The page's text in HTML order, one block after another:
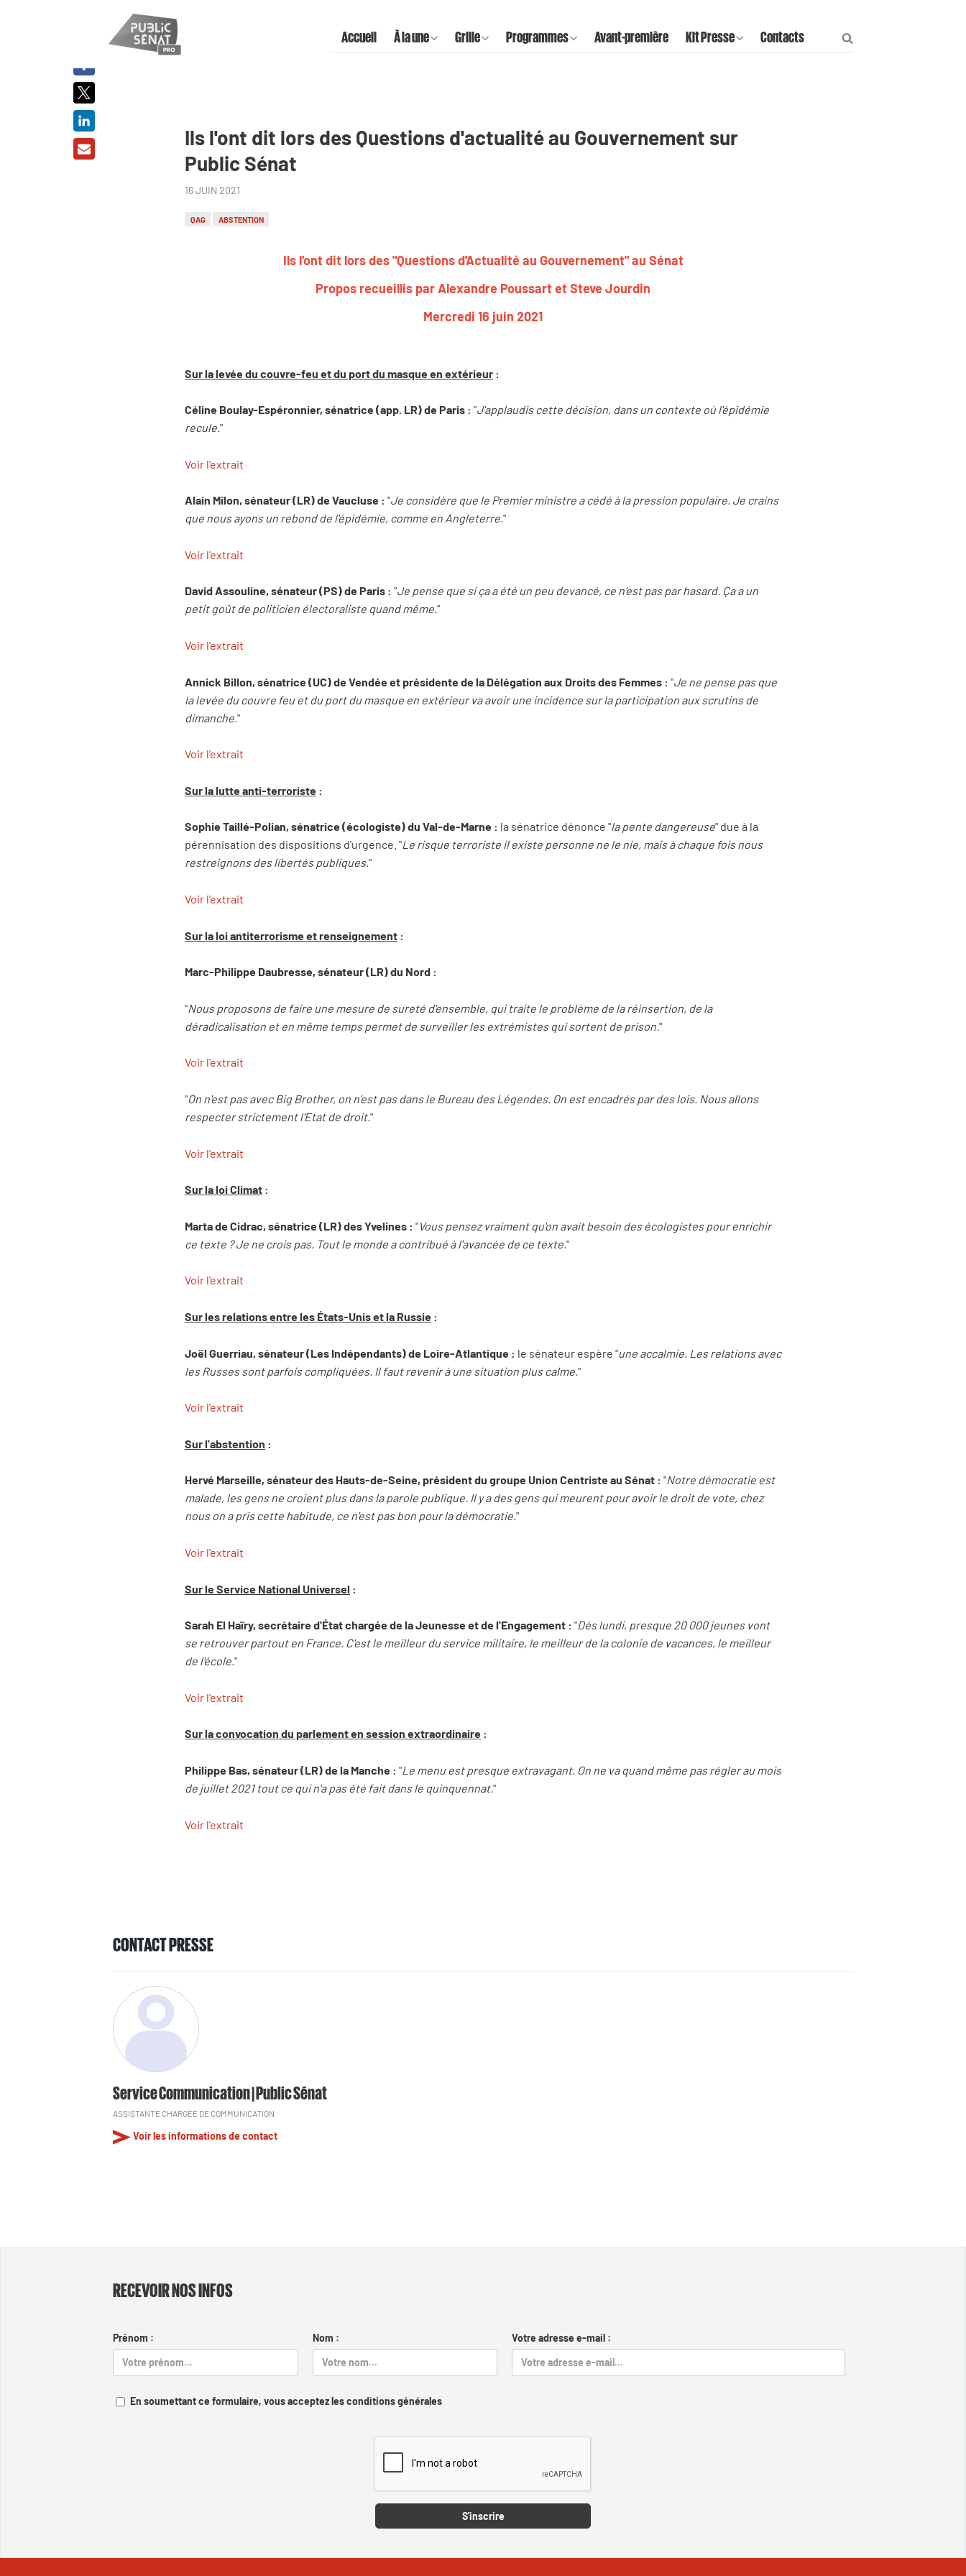
Accueil À la une Grille Programmes Avant-première Kit Presse Contacts
Ils l'ont dit lors des Questions d'actualité au Gouvernement sur
Public Sénat
16 JUIN 2021
QAG ABSTENTION
Ils l'ont dit lors des "Questions d'Actualité au Gouvernement" au Sénat
Propos recueillis par Alexandre Poussart et Steve Jourdin
Mercredi 16 juin 2021
Sur la levée du couvre-feu et du port du masque en extérieur :
Céline Boulay-Espéronnier, sénatrice (app. LR) de Paris : "J'applaudis cette décision, dans un contexte où l'épidémie
recule."
Voir l'extrait
Alain Milon, sénateur (LR) de Vaucluse : "Je considère que le Premier ministre a cédé à la pression populaire. Je crains
que nous ayons un rebond de l'épidémie, comme en Angleterre."
Voir l'extrait
David Assouline, sénateur (PS) de Paris : "Je pense que si ça a été un peu devancé, ce n'est pas par hasard. Ça a un
petit goût de politicien électoraliste quand même."
Voir l'extrait
Annick Billon, sénatrice (UC) de Vendée et présidente de la Délégation aux Droits des Femmes : "Je ne pense pas que
la levée du couvre feu et du port du masque en extérieur va avoir une incidence sur la participation aux scrutins de
dimanche. "
Voir l'extrait
Sur la lutte anti-terroriste :
Sophie Taillé-Polian, sénatrice (écologiste) du Val-de-Marne : la sénatrice dénonce "la pente dangereuse" due à la
pérennisation des dispositions d'urgence. "Le risque terroriste il existe personne ne le nie, mais à chaque fois nous
restreignons des libertés publiques."
Voir l'extrait
Sur la loi antiterrorisme et renseignement :
Marc-Philippe Daubresse, sénateur (LR) du Nord :
"Nous proposons de faire une mesure de sureté d'ensemble, qui traite le problème de la réinsertion, de la
déradicalisation et en même temps permet de surveiller les extrémistes qui sortent de prison."
Voir l'extrait
"On n'est pas avec Big Brother, on n'est pas dans le Bureau des Légendes. On est encadrés par des lois. Nous allons
respecter strictement l'Etat de droit."
Voir l'extrait
Sur la loi Climat :
Marta de Cidrac, sénatrice (LR) des Yvelines : "Vous pensez vraiment qu'on avait besoin des écologistes pour enrichir
ce texte ? Je ne crois pas. Tout le monde a contribué à l'avancée de ce texte. "
Voir l'extrait
Sur les relations entre les États-Unis et la Russie :
Joël Guerriau, sénateur (Les Indépendants) de Loire-Atlantique : le sénateur espère "une accalmie. Les relations avec
les Russes sont parfois compliquées. Il faut revenir à une situation plus calme. "
Voir l'extrait
Sur l'abstention :
Hervé Marseille, sénateur des Hauts-de-Seine, président du groupe Union Centriste au Sénat : "Notre démocratie est
malade, les gens ne croient plus dans la parole publique. Il y a des gens qui meurent pour avoir le droit de vote, chez
nous on a pris cette habitude, ce n'est pas bon pour la démocratie."
Voir l'extrait
Sur le Service National Universel :
Sarah El Haïry, secrétaire d'État chargée de la Jeunesse et de l'Engagement : "Dès lundi, presque 20 000 jeunes vont
se retrouver partout en France. C'est le meilleur du service militaire, le meilleur de la colonie de vacances, le meilleur
de l'école."
Voir l'extrait
Sur la convocation du parlement en session extraordinaire :
Philippe Bas, sénateur (LR) de la Manche : "Le menu est presque extravagant. On ne va quand même pas régler au mois
de juillet 2021 tout ce qui n'a pas été fait dans le quinquennat."
Voir l'extrait
CONTACT PRESSE
Service Communication | Public Sénat
ASSISTANTE CHARGÉE DE COMMUNICATION
Voir les informations de contact
RECEVOIR NOS INFOS
Prénom : Nom : Votre adresse e-mail :
En soumettant ce formulaire, vous acceptez les conditions générales
S'inscrire